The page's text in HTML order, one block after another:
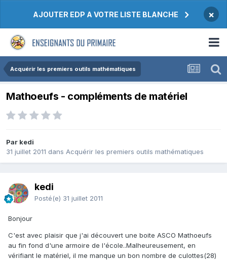
AJOUTER EDP A VOTRE LISTE BLANCHE ×
Acquérir les premiers outils mathématiques
Mathoeufs - compléments de matériel
Par kedi
31 juillet 2011 dans Acquérir les premiers outils mathématiques
kedi
Posté(e) 31 juillet 2011
Bonjour
C'est avec plaisir que j'ai découvert une boite ASCO Mathoeufs
au fin fond d'une armoire de l'école..Malheureusement, en
vérifiant le matériel, il me manque un bon nombre de culottes(28)